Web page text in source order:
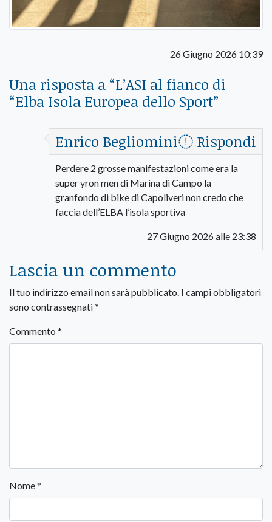
26 Giugno 2026 10:39
Una risposta a “L’ASI al fianco di
“Elba Isola Europea dello Sport”
Enrico Begliomini
Rispondi
Perdere 2 grosse manifestazioni come era la
super yron men di Marina di Campo la
granfondo di bike di Capoliveri non credo che
faccia dell’ELBA l’isola sportiva
27 Giugno 2026 alle 23:38
Lascia un commento
Il tuo indirizzo email non sarà pubblicato. I campi obbligatori
sono contrassegnati*
Commento *
Nome*